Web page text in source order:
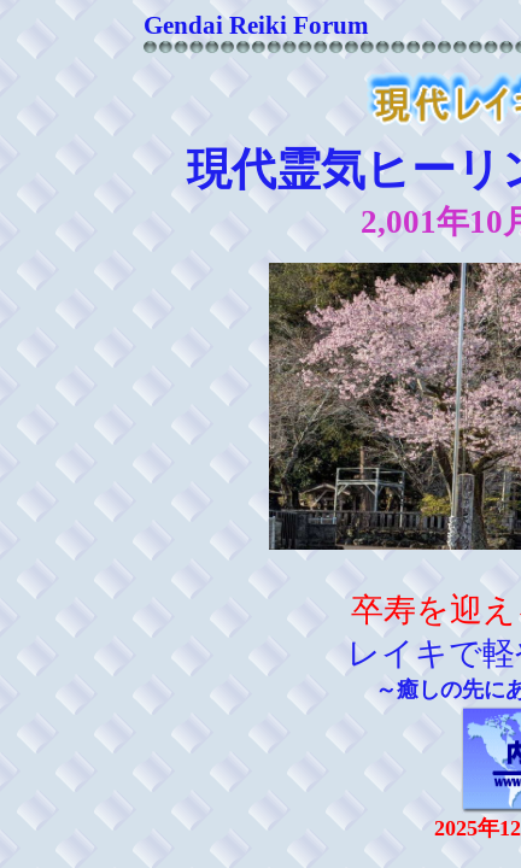
Gendai Reiki Forum
現代霊気ヒーリ
2,001年10
卒寿を迎
レイキで
～癒しの先に
2025年